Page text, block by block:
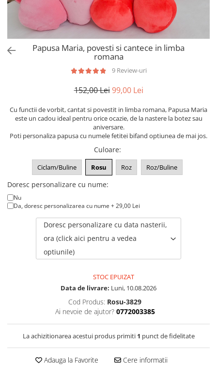
Puzzle
Tablite, Litere si Cifre
Jucarii exterior
Papusa Maria, povesti si cantece in limba
romana
9 Review-uri
152,00 Lei 99,00 Lei
Cu functii de vorbit, cantat si povestit in limba romana, Papusa Maria
este un cadou ideal pentru orice ocazie, de la nastere la botez sau
aniversare.
Poti personaliza papusa cu numele fetitei bifand optiunea de mai jos.
Culoare:
Ciclam/Buline Rosu Roz Roz/Buline
Doresc personalizare cu nume:
Nu
Da, doresc personalizarea cu nume + 29,00 Lei
Doresc personalizare cu data nasterii,
ora (click aici pentru a vedea
optiunile)
STOC EPUIZAT
Data de livrare: Luni, 10.08.2026
Cod Produs: Rosu-3829
Ai nevoie de ajutor? 0772003385
La achizitionarea acestui produs primiti 1 punct de fidelitate
Adauga la Favorite Cere informatii